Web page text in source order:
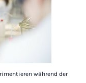
während der